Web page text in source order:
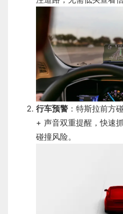
行车预警 ：特斯拉前方
+ 声音双重提醒，快速
碰撞风险。